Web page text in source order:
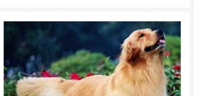
毛。需坚持为其梳毛，平常也要让它多接受阳
光照射，喂食一些能够美毛的食物。二、橘猫
价格：100 至 200 元。寿命：15...